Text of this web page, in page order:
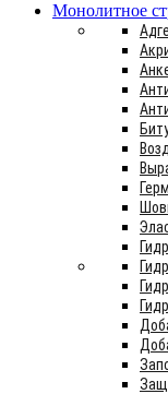
Монолитное